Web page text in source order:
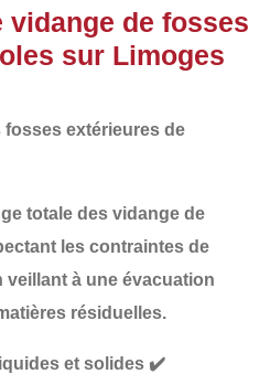
vidange de fosses
sur Limoges
extérieures de
totale des vidange de
les contraintes de
veillant à une évacuation
résiduelles.
et solides ✔️